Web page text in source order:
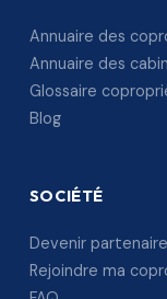
Annuaire des
Annuaire des
Glossaire
Blog
SOCIÉTÉ
Devenir partenaire
Rejoindre ma